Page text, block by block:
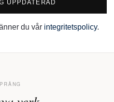
UPPDATERAD
du vår integritetspolicy.